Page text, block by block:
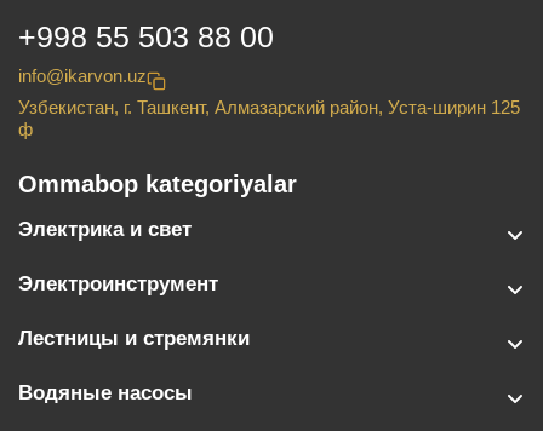
+998 55 503 88 00
info@ikarvon.uz
Узбекистан, г. Ташкент, Алмазарский район, Уста-ширин 125
ф
Ommabop kategoriyalar
Электрика и свет
Электроинструмент
Лестницы и стремянки
Водяные насосы